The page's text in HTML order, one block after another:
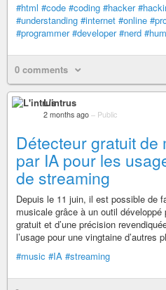
#html #code #coding #hacker
#understanding #internet #online
#programmer #developer #nerd
0 comments
L'intrus
2 months ago – Public
Détecteur gratuit
par IA pour les
de streaming
Depuis le 11 juin, il est possible de
musicale grâce à un outil développé
gratuit et d’une précision
l’usage pour une vingtaine d’autres
#music #IA #streaming